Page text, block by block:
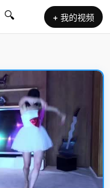
🔍 + 我的视频